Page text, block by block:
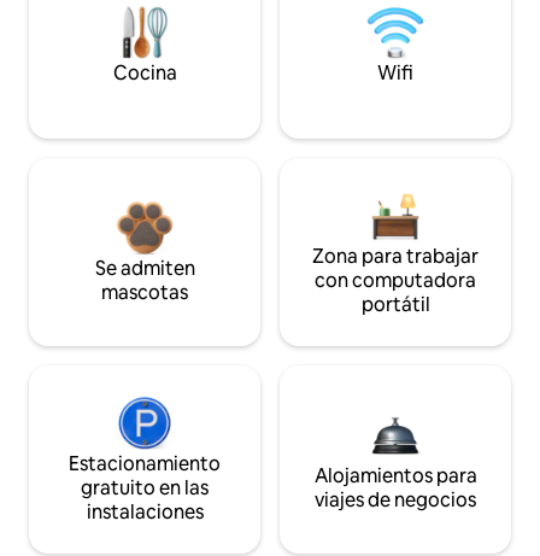
Cocina Wifi
Se admiten
mascotas
Zona para trabajar
con computadora
portátil
Estacionamiento
gratuito en las
instalaciones
Alojamientos para
viajes de negocios